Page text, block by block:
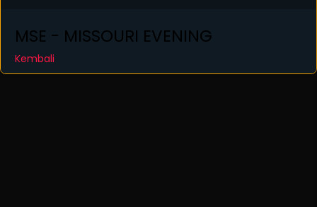
MSE - MISSOURI EVENING
Kembali